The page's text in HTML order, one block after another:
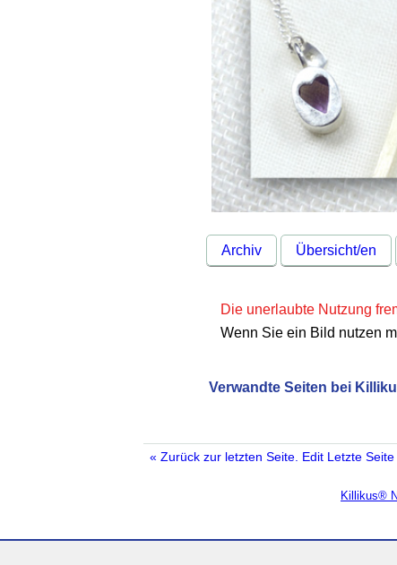
Archiv Übersicht/en
Die unerlaubte Nutzung
Wenn Sie ein Bild nutzen
Verwandte Seiten bei
« Zurück zur letzten Seite. Edit Letzte Seite
Killikus®